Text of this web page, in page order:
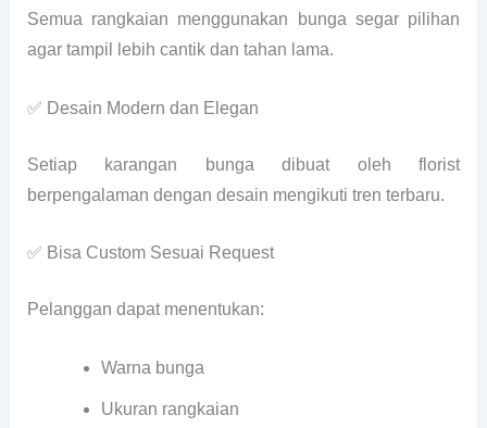
Semua rangkaian menggunakan bunga segar pilihan
agar tampil lebih cantik dan tahan lama.
✅ Desain Modern dan Elegan
Setiap karangan bunga dibuat oleh florist
berpengalaman dengan desain mengikuti tren terbaru.
✅ Bisa Custom Sesuai Request
Pelanggan dapat menentukan:
Warna bunga
Ukuran rangkaian